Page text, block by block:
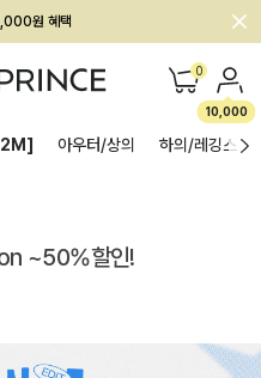
원 혜택
0
10,000
아우터/상의 하의/레깅스
~50%할인!